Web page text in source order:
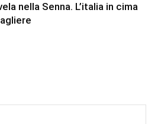
nella Senna. L’italia in cima